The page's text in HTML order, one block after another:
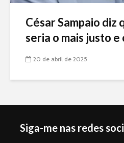
César Sampaio diz
seria o mais justo
20 de abril de 2025
Siga-me nas redes